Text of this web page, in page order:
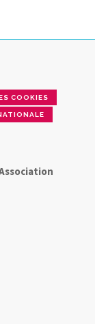
COOKIES